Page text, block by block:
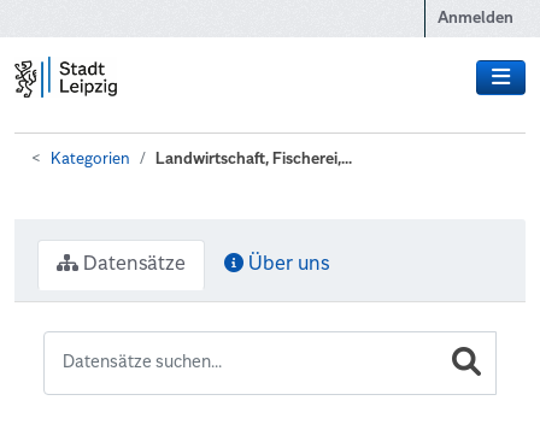
Anmelden
Kategorien Landwirtschaft, Fischerei,...
Datensätze Über uns